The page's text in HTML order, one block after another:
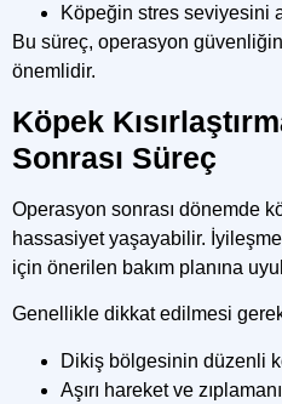
Köpeğin stres seviyesini
Bu süreç, operasyon
önemlidir.
Köpek
Sonrası Süreç
Operasyon sonrası dönemde
hassasiyet yaşayabilir.
için önerilen bakım planına
Genellikle dikkat edilmesi
Dikiş bölgesinin düzenli
Aşırı hareket ve